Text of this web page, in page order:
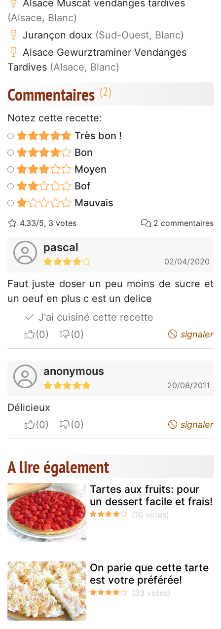
Alsace Muscat vendanges tardives
(Alsace, Blanc)
Jurançon doux (Sud-Ouest, Blanc)
Alsace Gewurztraminer Vendanges
Tardives (Alsace, Blanc)
Commentaires
Notez cette recette:
Très bon !
Bon
Moyen
Bof
Mauvais
4.33/5, 3 votes 2 commentaires
pascal
02/04/2020
Faut juste doser un peu moins de sucre et
un oeuf en plus c est un delice
J'ai cuisiné cette recette
I apreciateI do not appreciate signaler
anonymous
20/08/2011
Délicieux
I apreciateI do not appreciate signaler
A lire également
Tartes aux fruits: pour
un dessert facile et frais!
On parie que cette tarte
est votre préférée!